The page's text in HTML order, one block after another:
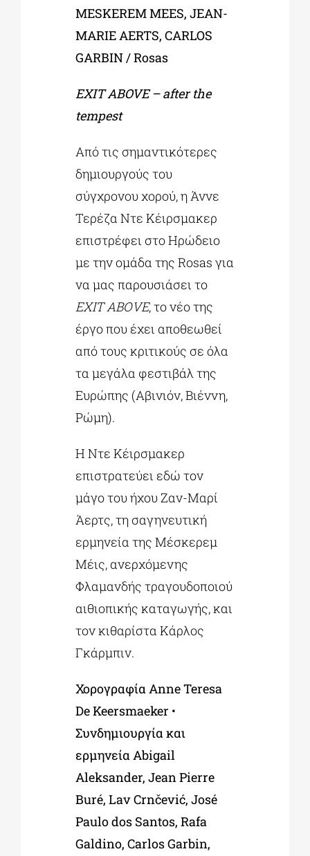
MESKEREM MEES, JEAN-
MARIE AERTS, CARLOS
GARBIN / Rosas
EXITABOVE–after the
tempest
Από τις σημαντικότερες
δημιουργούς του
σύγχρονου χορού, η Άννε
Τερέζα Ντε Κέιρσμακερ
επιστρέφει στο Ηρώδειο
με την ομάδα της Rosas για
να μας παρουσιάσει το
EXIT ABOVE, το νέο της
έργο που έχει αποθεωθεί
από τους κριτικούς σε όλα
τα μεγάλα φεστιβάλ της
Ευρώπης (Αβινιόν, Βιέννη,
Ρώμη).
Η Ντε Κέιρσμακερ
επιστρατεύει εδώ τον
μάγο του ήχου Ζαν-Μαρί
Άερτς, τη σαγηνευτική
ερμηνεία της Μέσκερεμ
Μέις, ανερχόμενης
Φλαμανδής τραγουδοποιού
αιθιοπικής καταγωγής, και
τον κιθαρίστα Κάρλος
Γκάρμπιν.
ΧορογραφίαAnneTeresa
DeKeersmaeker •
Συνδημιουργία και
ερμηνείαAbigail
Aleksander,JeanPierre
Buré,LavCrnčević,José
Paulodos Santos,Rafa
Galdino,CarlosGarbin,